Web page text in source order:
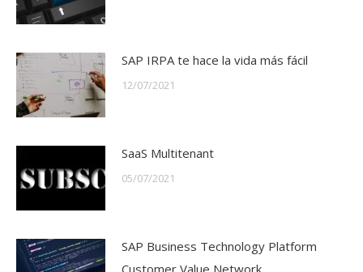
SAP IRPA te hace la vida más fácil
12/07/2021
SaaS Multitenant
05/07/2021
SAP Business Technology Platform
Customer Value Network